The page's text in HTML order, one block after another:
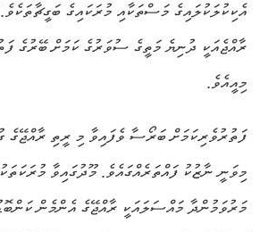
އެކިކުލަކުލައިގެ މަސްތަކާއި މުރަކައިގެ
ރާއްޖެއަކީ ދުނިޔެ މަތީގެ ސުވަރުގެ ކަމަށް ބޭރުގެ
މިއީއެވެ.
ފަތުރުވެރިކަމަށް ބަރޯސާ ވެފައިވާ މި ރީތި ރާއްޖޭގެ
މިވަނީ ނާޒުކު ފައްތަރެއްގައެވެ. މޫދުގައިވާ
މަރުވަމުންދާ މައްސަލައަކީ ރާއްޖޭގެ އެންމެން